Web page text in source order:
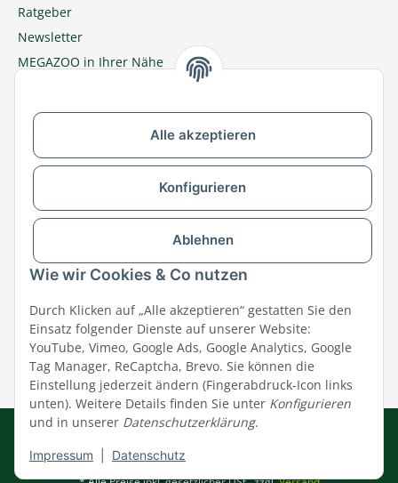
Alle akzeptieren
Konfigurieren
Ablehnen
Wie wir Cookies & Co nutzen
Durch Klicken auf „Alle akzeptieren“ gestatten Sie den
Einsatz folgender Dienste auf unserer Website:
YouTube, Vimeo, Google Ads, Google Analytics, Google
Tag Manager, ReCaptcha, Brevo. Sie können die
Einstellung jederzeit ändern (Fingerabdruck-Icon links
unten). Weitere Details finden Sie unter Konfigurieren
und in unserer Datenschutzerklärung.
Impressum Datenschutz
Ratgeber
Newsletter
MEGAZOO in Ihrer Nähe
Zu MEGAZOO-nord.de wechseln
Versandpartner & Zahlungsmöglichkeiten
Impressum|AGB|Datenschutz
© MEGAZOO Alpha GmbH